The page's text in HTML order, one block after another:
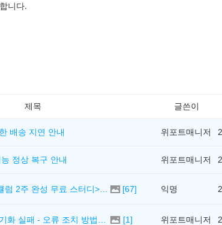
니다.
제목 글쓴이
배송 지연 안내 위포트매니저
정상 복구 안내 위포트매니저
[67] 익명
[1] 위포트매니저